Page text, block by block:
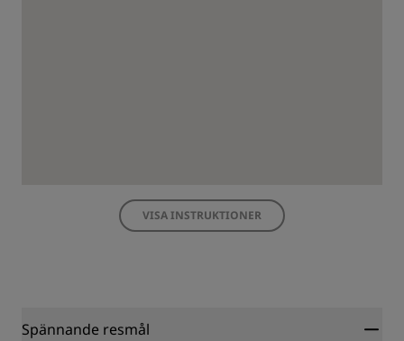
VISA INSTRUKTIONER
Spännande resmål